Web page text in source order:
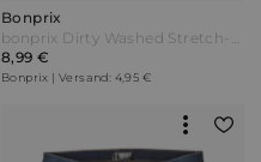
Bonprix
bonprix Dirty Washed Stretch-Jeans-Bermuda Regular Fit Blau
8,99 €
Bonprix | Versand: 4,95 €